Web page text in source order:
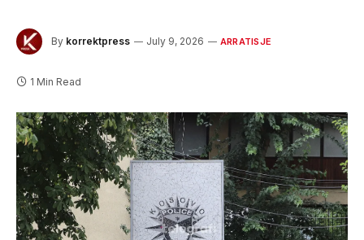
By korrektpress July 9, 2026 ARRATISJE
1 Min Read